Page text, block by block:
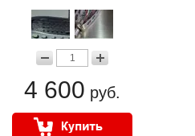
4 600 руб.